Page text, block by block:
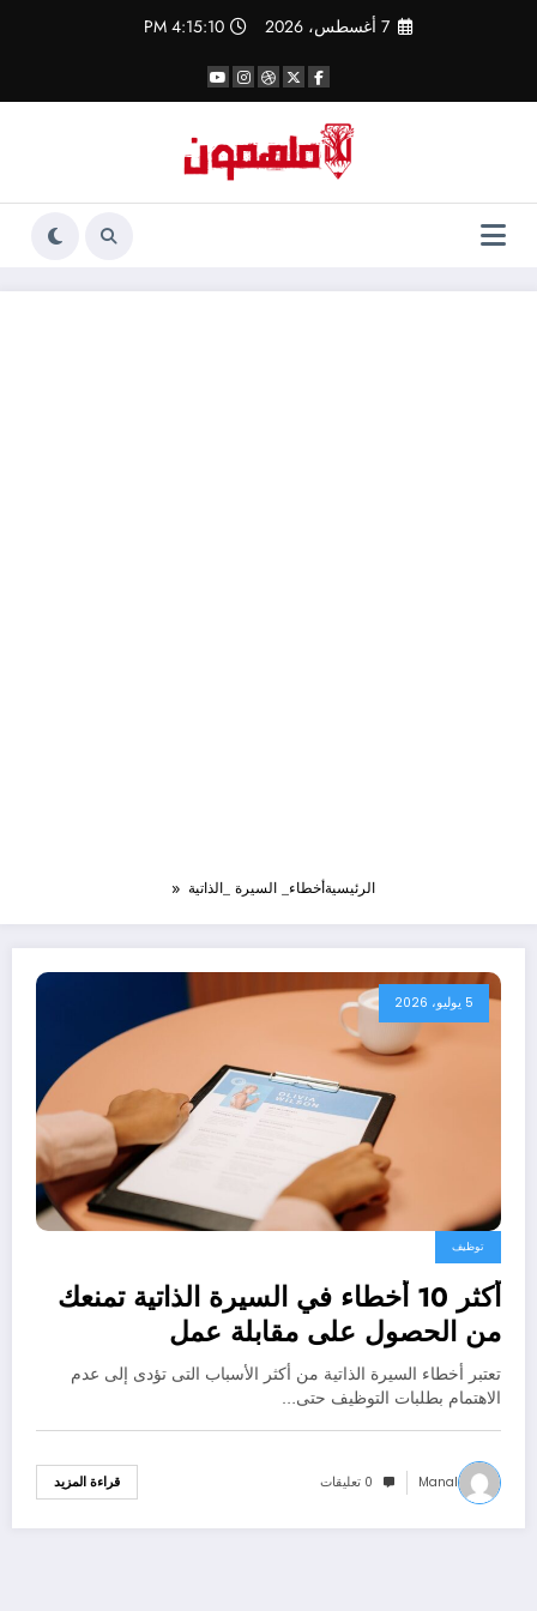
7 أغسطس، 2026 4:15:10 PM
الرئيسيةأخطاء_ السيرة _الذاتية
5 يوليو، 2026
توظيف
أكثر 10 أخطاء في السيرة الذاتية تمنعك
من الحصول على مقابلة عمل
تعتبر أخطاء السيرة الذاتية من أكثر الأسباب التى تؤدى إلى عدم
الاهتمام بطلبات التوظيف حتى…
Manal 0 تعليقات قراءة المزيد